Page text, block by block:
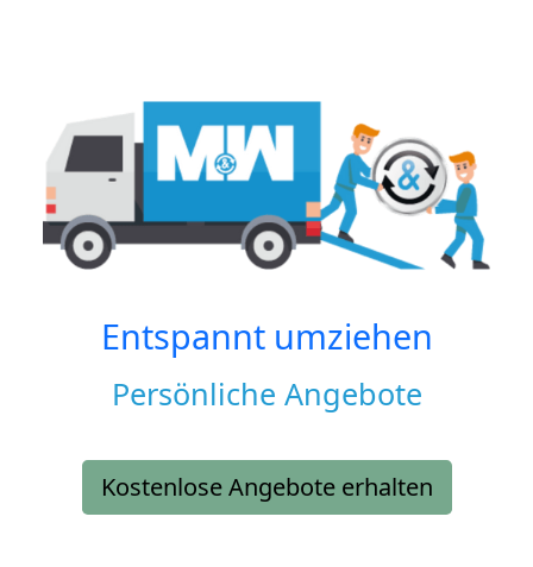
Entspannt umziehen
Persönliche Angebote
Kostenlose Angebote erhalten